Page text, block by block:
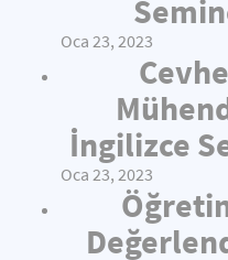
Oca 23, 2023
İngilizce
Oca 23, 2023